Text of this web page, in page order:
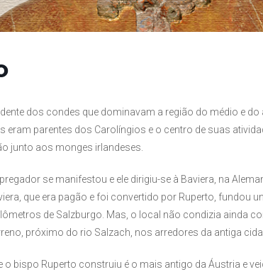
dos condes que dominavam a região do médio e
eram parentes dos Carolíngios e o centro de suas
junto aos monges irlandeses.
se manifestou e ele dirigiu-se à Baviera, na
que era pagão e foi convertido por Ruperto, fundou
de Salzburgo. Mas, o local não condizia ainda
próximo do rio Salzach, nos arredores da antiga
o bispo Ruperto construiu é o mais antigo da Áustria e